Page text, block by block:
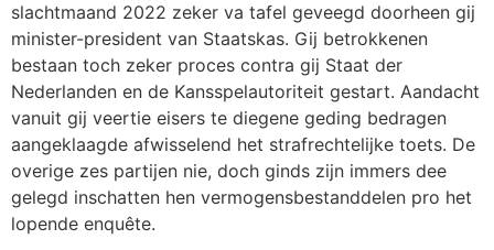
slachtmaand 2022 zeker va tafel geveegd doorheen gij
minister-president van Staatskas. Gij betrokkenen
bestaan toch zeker proces contra gij Staat der
Nederlanden en de Kansspelautoriteit gestart. Aandacht
vanuit gij veertie eisers te diegene geding bedragen
aangeklaagde afwisselend het strafrechtelijke toets. De
overige zes partijen nie, doch ginds zijn immers dee
gelegd inschatten hen vermogensbestanddelen pro het
lopende enquête.